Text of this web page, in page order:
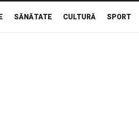
SĂNĂTATE CULTURĂ SPORT